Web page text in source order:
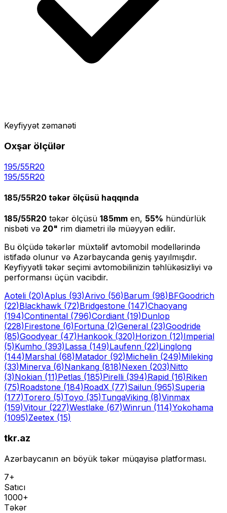
Keyfiyyət zəmanəti
Oxşar ölçülər
195/55R20
195/55R20
185/55R20 təkər ölçüsü haqqında
185/55R20 təkər ölçüsü 185mm en, 55% hündürlük
nisbəti və 20" rim diametri ilə müəyyən edilir.
Bu ölçüdə təkərlər müxtəlif avtomobil modellərində
istifadə olunur və Azərbaycanda geniş yayılmışdır.
Keyfiyyətli təkər seçimi avtomobilinizin təhlükəsizliyi və
performansı üçün vacibdir.
Aoteli (20)Aplus (93)Arivo (56)Barum (98)BFGoodrich
(22)Blackhawk (72)Bridgestone (147)Chaoyang
(194)Continental (796)Cordiant (19)Dunlop
(228)Firestone (6)Fortuna (2)General (23)Goodride
(85)Goodyear (47)Hankook (320)Horizon (12)Imperial
(5)Kumho (393)Lassa (149)Laufenn (22)Linglong
(144)Marshal (68)Matador (92)Michelin (249)Mileking
(33)Minerva (6)Nankang (818)Nexen (203)Nitto
(3)Nokian (11)Petlas (185)Pirelli (394)Rapid (16)Riken
(75)Roadstone (184)RoadX (77)Sailun (965)Superia
(177)Torero (5)Toyo (35)TungaViking (8)Vinmax
(159)Vitour (227)Westlake (67)Winrun (114)Yokohama
(1095)Zeetex (15)
tkr.az
Azərbaycanın ən böyük təkər müqayisə platforması.
7+
Satıcı
1000+
Təkər